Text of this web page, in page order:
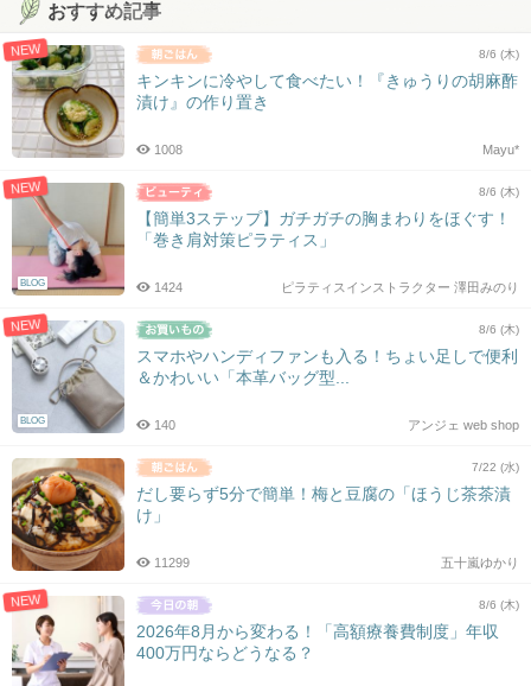
おすすめ記事
NEW 8/6 (木)
キンキンに冷やして食べたい！『きゅうりの胡麻酢
漬け』の作り置き
Mayu*
1008
NEW
BLOG
8/6 (木)
【簡単3ステップ】ガチガチの胸まわりをほぐす！
「巻き肩対策ピラティス」
ピラティスインストラクター 澤田みのり
1424
NEW
BLOG
8/6 (木)
スマホやハンディファンも入る！ちょい足しで便利
＆かわいい「本革バッグ型...
アンジェ web shop
140
7/22 (水)
だし要らず5分で簡単！梅と豆腐の「ほうじ茶茶漬
け」
五十嵐ゆかり
11299
NEW 8/6 (木)
2026年8月から変わる！「高額療養費制度」年収
400万円ならどうなる？